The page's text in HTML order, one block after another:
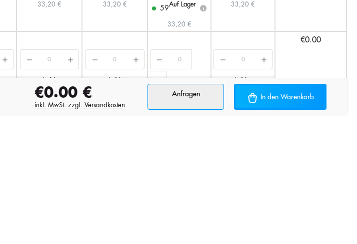
33,20 € 33,20 €
59
Auf Lager
i
33,20 €
33,20 €
Auf Lager Auf Lager
Auf Lager
20
Auf Lager
i
33,20 €
€0.00
€0.00 €
inkl. MwSt. zzgl. Versandkosten
Anfragen In den Warenkorb